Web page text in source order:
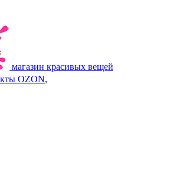
магазин красивых вещей
OZON,